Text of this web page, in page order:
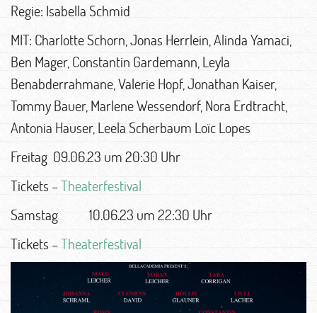
Regie: Isabella Schmid
MIT: Charlotte Schorn, Jonas Herrlein, Alinda Yamaci,
Ben Mager, Constantin Gardemann, Leyla
Benabderrahmane, Valerie Hopf, Jonathan Kaiser,
Tommy Bauer, Marlene Wessendorf, Nora Erdtracht,
Antonia Hauser, Leela Scherbaum Loïc Lopes
Freitag 09.06.23 um 20:30 Uhr
Tickets –Theaterfestival
Samstag 10.06.23 um 22:30 Uhr
Tickets –Theaterfestival